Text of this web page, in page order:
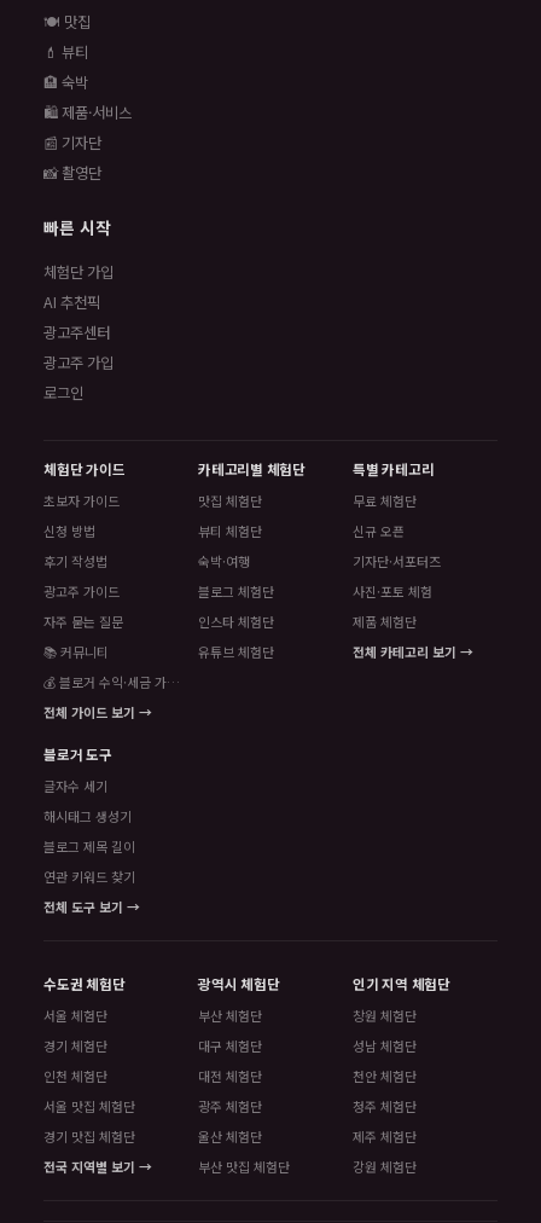
🍽️ 맛집
💄 뷰티
🏨 숙박
🛍️ 제품·서비스
📰 기자단
📸 촬영단
빠른 시작
체험단 가입
AI 추천픽
광고주센터
광고주 가입
로그인
체험단 가이드
초보자 가이드
신청 방법
후기 작성법
광고주 가이드
자주 묻는 질문
📚 커뮤니티
💰 블로거 수익·세금 가이드
전체 가이드 보기 →
카테고리별 체험단
맛집 체험단
뷰티 체험단
숙박·여행
블로그 체험단
인스타 체험단
유튜브 체험단
특별 카테고리
무료 체험단
신규 오픈
기자단·서포터즈
사진·포토 체험
제품 체험단
전체 카테고리 보기 →
블로거 도구
글자수 세기
해시태그 생성기
블로그 제목 길이
연관 키워드 찾기
전체 도구 보기 →
수도권 체험단
서울 체험단
경기 체험단
인천 체험단
서울 맛집 체험단
경기 맛집 체험단
전국 지역별 보기 →
광역시 체험단
부산 체험단
대구 체험단
대전 체험단
광주 체험단
울산 체험단
부산 맛집 체험단
인기 지역 체험단
창원 체험단
성남 체험단
천안 체험단
청주 체험단
제주 체험단
강원 체험단